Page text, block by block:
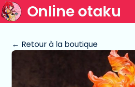
Online otaku
← Retour à la boutique